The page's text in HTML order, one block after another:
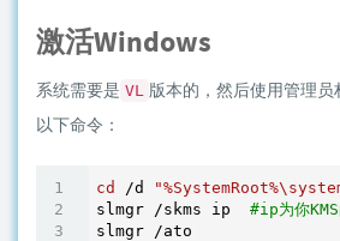
激活Windows
系统需要是 VL 版本的，然后使用管理员
以下命令：
cd /d
slmgr /skms ip #ip为你
slmgr /ato